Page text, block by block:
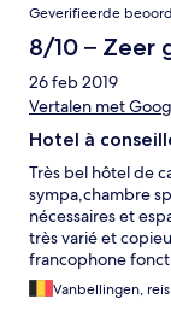
Geverifieerde
8/10 – Zeer
26 feb 2019
Vertalen met
Hotel à
Très bel hôtel de
sympa,chambre
nécessaires et
très varié et
francophone
recommander.
Vanbellingen,